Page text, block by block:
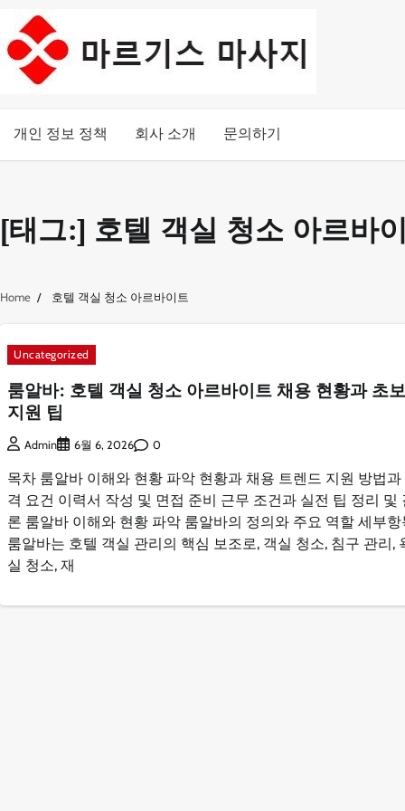
content
개인 정보 정책 회사 소개 문의하기
[태그:] 호텔 객실 청소 아르바
Home 호텔 객실 청소 아르바이트
Uncategorized
룸알바: 호텔 객실 청소 아르바이트 채용 현황과 초보
지원 팁
Admin 6월 6, 2026 0
목차 룸알바 이해와 현황 파악 현황과 채용 트렌드 지원 방법과
격 요건 이력서 작성 및 면접 준비 근무 조건과 실전 팁 정리 및
론 룸알바 이해와 현황 파악 룸알바의 정의와 주요 역할 세부항
룸알바는 호텔 객실 관리의 핵심 보조로, 객실 청소, 침구 관리,
실 청소, 재